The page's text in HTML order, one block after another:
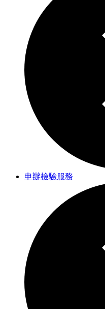
申辦檢驗服務